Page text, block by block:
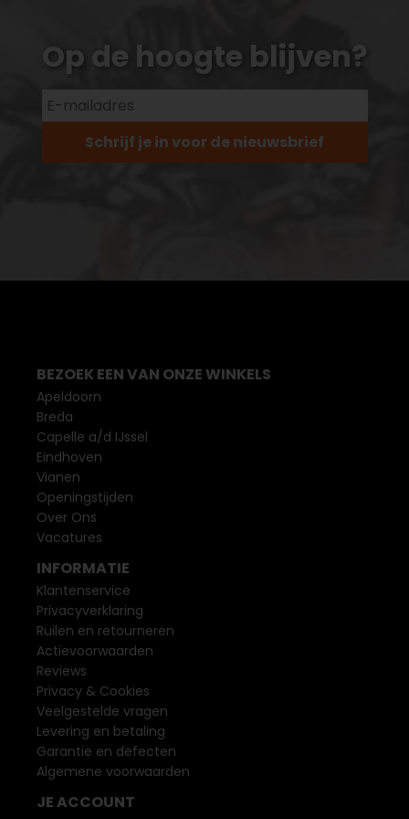
Op de hoogte blijven?
Schrijf je in voor de nieuwsbrief
BEZOEK EEN VAN ONZE WINKELS
Apeldoorn
Breda
Capelle a/d IJssel
Eindhoven
Vianen
Openingstijden
Over Ons
Vacatures
INFORMATIE
Klantenservice
Privacyverklaring
Ruilen en retourneren
Actievoorwaarden
Reviews
Privacy & Cookies
Veelgestelde vragen
Levering en betaling
Garantie en defecten
Algemene voorwaarden
JE ACCOUNT